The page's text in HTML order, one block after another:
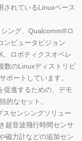
されているLinuxベース
ング、Qualcomm®ロ
ンピュータビジョン
ロボティクスオペレ
数のLinuxディストリビ
ポートしています。
促進するための、デモ
的なセット。
スセンシングソリュー
超音波飛行時間センサ
磁力計などの追加セン